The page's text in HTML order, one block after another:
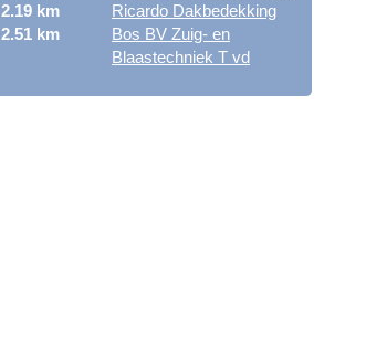
2.19 km
Ricardo Dakbedekking
2.51 km
Bos BV Zuig- en
Blaastechniek T vd